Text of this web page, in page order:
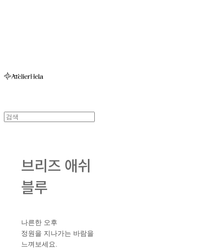
브리즈 애쉬
블루
나른한 오후
정원을 지나가는 바람을
느껴보세요.